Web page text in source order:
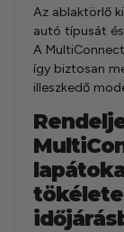
Az ablaktörlő
autó típusát
A
így biztosan
illeszkedő